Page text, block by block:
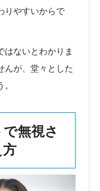
りやすいからで
はないとわかりま
んが、堂々とした
無視さ